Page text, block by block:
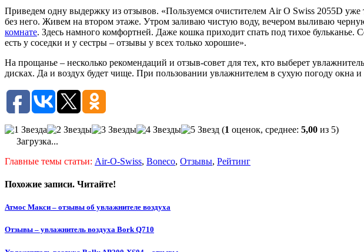
Приведем одну выдержку из отзывов. «Пользуемся очистителем Air O Swiss 2055D
без него. Живем на втором этаже. Утром заливаю чистую воду, вечером выливаю
комнате. Здесь намного комфортней. Даже кошка приходит спать под тихое
есть у соседки и у сестры – отзывы у всех только хорошие».
На прощанье – несколько рекомендаций и отзыв-совет для тех, кто выберет
дисках. Да и воздух будет чище. При пользовании увлажнителем в сухую погоду окна
(1 оценок, среднее: 5,00 из 5)
Загрузка...
Главные темы статьи: Air-O-Swiss, Boneco, Отзывы, Рейтинг
Похожие записи. Читайте!
Атмос Макси – отзывы об увлажнителе воздуха
Отзывы – увлажнитель воздуха Bork Q710